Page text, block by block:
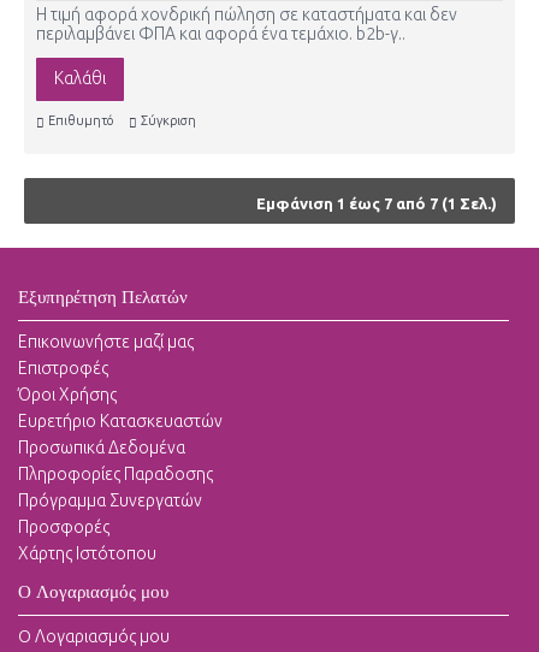
Η τιμή αφορά χονδρική πώληση σε καταστήματα και δεν
περιλαμβάνει ΦΠΑ και αφορά ένα τεμάχιο. b2b-γ..
Καλάθι
Επιθυμητό Σύγκριση
Εμφάνιση 1 έως 7 από 7 (1 Σελ.)
Εξυπηρέτηση Πελατών
Επικοινωνήστε μαζί μας
Επιστροφές
Όροι Χρήσης
Ευρετήριο Κατασκευαστών
Προσωπικά Δεδομένα
Πληροφορίες Παραδοσης
Πρόγραμμα Συνεργατών
Προσφορές
Χάρτης Ιστότοπου
Ο Λογαριασμός μου
O Λογαριασμός μου